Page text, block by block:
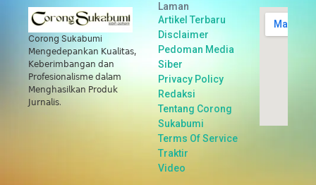
Corong Sukabumi
𝖬𝖾𝗇𝗀𝖾𝖽𝖾𝗉𝖺𝗇𝗄𝖺𝗇 𝖪𝗎𝖺𝗅𝗂𝗍𝖺𝗌,
𝖪𝖾𝖻𝖾𝗋𝗂𝗆𝖻𝖺𝗇𝗀𝖺𝗇 𝖽𝖺𝗇
𝖯𝗋𝗈𝖿𝖾𝗌𝗂𝗈𝗇𝖺𝗅𝗂𝗌𝗆𝖾 𝖽𝖺𝗅𝖺𝗆
𝖬𝖾𝗇𝗀𝗁𝖺𝗌𝗂𝗅𝗄𝖺𝗇 𝖯𝗋𝗈𝖽𝗎𝗄
𝖩𝗎𝗋𝗇𝖺𝗅𝗂𝗌.
Laman
Artikel Terbaru
Disclaimer
Pedoman Media
Siber
Privacy Policy
Redaksi
Tentang Corong
Sukabumi
Terms Of Service
Traktir
Video